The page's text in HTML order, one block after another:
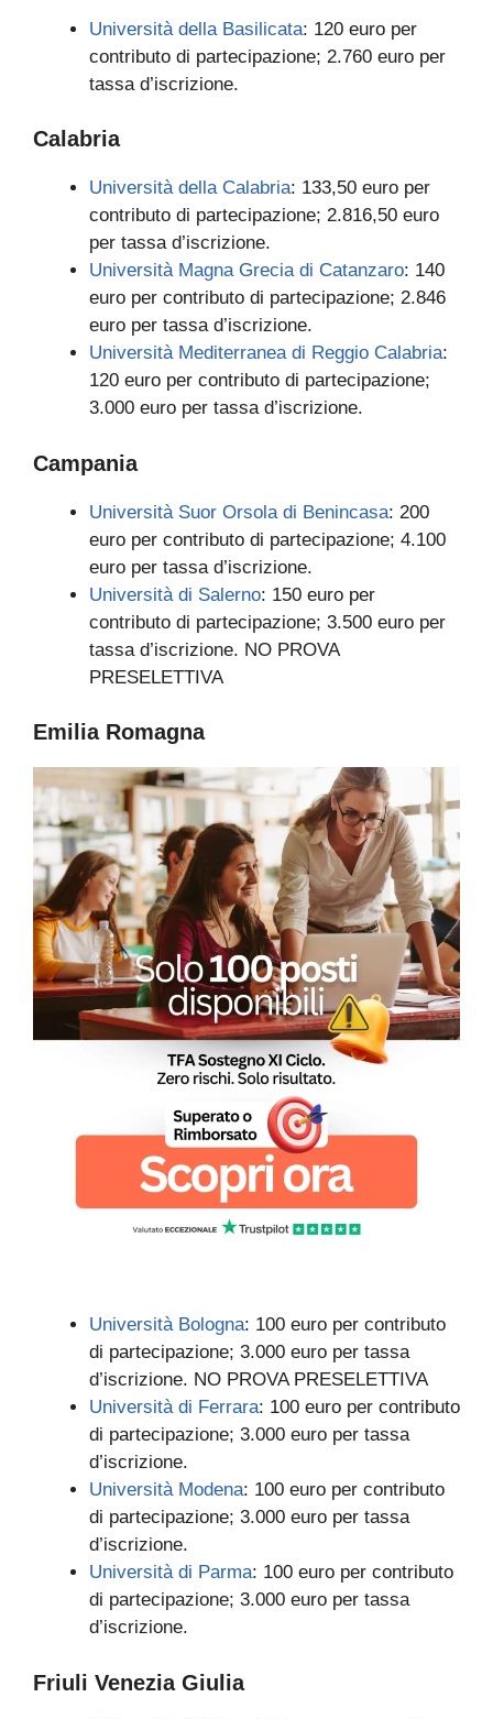
Università della Basilicata: 120 euro per
contributo di partecipazione; 2.760 euro per
tassa d’iscrizione.
Calabria
Università della Calabria: 133,50 euro per
contributo di partecipazione; 2.816,50 euro
per tassa d’iscrizione.
Università Magna Grecia di Catanzaro: 140
euro per contributo di partecipazione; 2.846
euro per tassa d’iscrizione.
Università Mediterranea di Reggio Calabria:
120 euro per contributo di partecipazione;
3.000 euro per tassa d’iscrizione.
Campania
Università Suor Orsola di Benincasa: 200
euro per contributo di partecipazione; 4.100
euro per tassa d’iscrizione.
Università di Salerno: 150 euro per
contributo di partecipazione; 3.500 euro per
tassa d’iscrizione. NO PROVA
PRESELETTIVA
Emilia Romagna
Università Bologna: 100 euro per contributo
di partecipazione; 3.000 euro per tassa
d’iscrizione. NO PROVA PRESELETTIVA
Università di Ferrara: 100 euro per contributo
di partecipazione; 3.000 euro per tassa
d’iscrizione.
Università Modena: 100 euro per contributo
di partecipazione; 3.000 euro per tassa
d’iscrizione.
Università di Parma: 100 euro per contributo
di partecipazione; 3.000 euro per tassa
d’iscrizione.
Friuli Venezia Giulia